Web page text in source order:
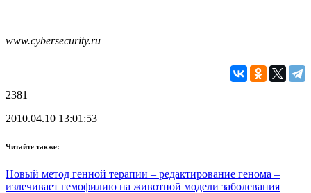
www.cybersecurity.ru
2381
2010.04.10 13:01:53
Читайте также:
Новый метод генной терапии – редактирование генома –
излечивает гемофилию на животной модели заболевания